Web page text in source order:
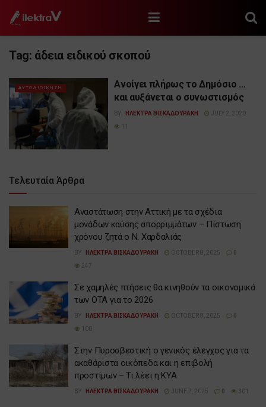
Tag: άδεια ειδικού σκοπού
ΑΥΤΟΔΙΟΙΚΗΣΗ
Ανοίγει πλήρως το Δημόσιο …
και αυξάνεται ο συνωστισμός
BY ΗΛΕΚΤΡΑ ΒΙΣΚΑΔΟΥΡΑΚΗ
JULY 2, 2020
Τελευταία Άρθρα
Αναστάτωση στην Αττική με τα σχέδια
μονάδων καύσης απορριμμάτων – Πίστωση
χρόνου ζητά ο Ν. Χαρδαλιάς
BY ΗΛΕΚΤΡΑ ΒΙΣΚΑΔΟΥΡΑΚΗ OCTOBER 8, 2025
247
Σε χαμηλές πτήσεις θα κινηθούν τα οικονομικά
των ΟΤΑ για το 2026
BY ΗΛΕΚΤΡΑ ΒΙΣΚΑΔΟΥΡΑΚΗ OCTOBER 8, 2025
100
Στην Πυροσβεστική ο γενικός έλεγχος για τα
ακαθάριστα οικόπεδα και η επιβολή
προστίμων – Τι λέει η ΚΥΑ
BY ΗΛΕΚΤΡΑ ΒΙΣΚΑΔΟΥΡΑΚΗ JUNE 2, 2025 301